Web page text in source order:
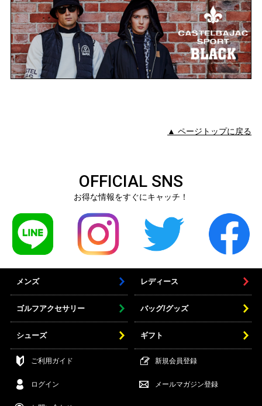
▲ ページトップに戻る
OFFICIAL SNS
お得な情報をすぐにキャッチ！
メンズ レディース
ゴルフアクセサリー バッグ/グッズ
シューズ ギフト
ご利用ガイド 新規会員登録
ログイン メールマガジン登録